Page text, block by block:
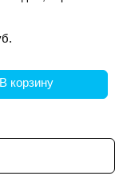
В корзину